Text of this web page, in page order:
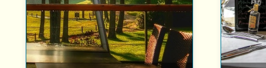
En savoir plus